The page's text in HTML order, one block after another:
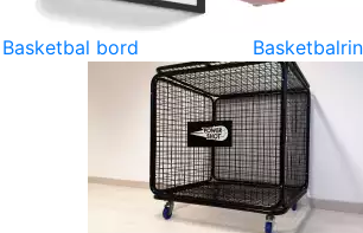
Basketbal bord